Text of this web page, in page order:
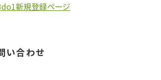
新規登録ページ
い合わせ